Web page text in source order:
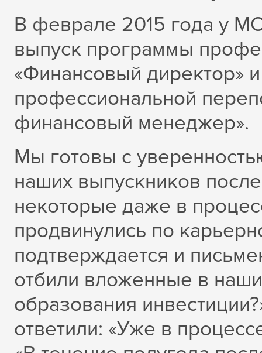
В феврале 2015 года у
выпуск программы
«Финансовый директор»
профессиональной
финансовый менеджер».
Мы готовы с
наших выпускников
некоторые даже в
продвинулись по
подтверждается и
отбили вложенные в
образования
ответили: «Уже в